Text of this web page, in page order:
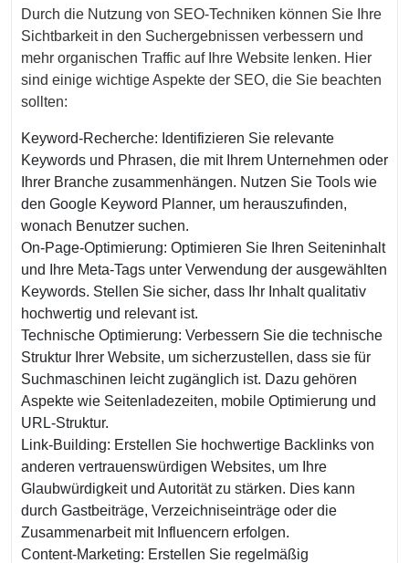
Durch die Nutzung von SEO-Techniken können Sie Ihre
Sichtbarkeit in den Suchergebnissen verbessern und
mehr organischen Traffic auf Ihre Website lenken. Hier
sind einige wichtige Aspekte der SEO, die Sie beachten
sollten:
Keyword-Recherche: Identifizieren Sie relevante
Keywords und Phrasen, die mit Ihrem Unternehmen oder
Ihrer Branche zusammenhängen. Nutzen Sie Tools wie
den Google Keyword Planner, um herauszufinden,
wonach Benutzer suchen.
On-Page-Optimierung: Optimieren Sie Ihren Seiteninhalt
und Ihre Meta-Tags unter Verwendung der ausgewählten
Keywords. Stellen Sie sicher, dass Ihr Inhalt qualitativ
hochwertig und relevant ist.
Technische Optimierung: Verbessern Sie die technische
Struktur Ihrer Website, um sicherzustellen, dass sie für
Suchmaschinen leicht zugänglich ist. Dazu gehören
Aspekte wie Seitenladezeiten, mobile Optimierung und
URL-Struktur.
Link-Building: Erstellen Sie hochwertige Backlinks von
anderen vertrauenswürdigen Websites, um Ihre
Glaubwürdigkeit und Autorität zu stärken. Dies kann
durch Gastbeiträge, Verzeichniseinträge oder die
Zusammenarbeit mit Influencern erfolgen.
Content-Marketing: Erstellen Sie regelmäßig